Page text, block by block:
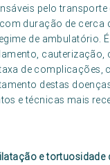
pelo
duração de cerca
de ambulatório.
cauterização,
de complicações,
destas
e técnicas mais
e tortuosidade